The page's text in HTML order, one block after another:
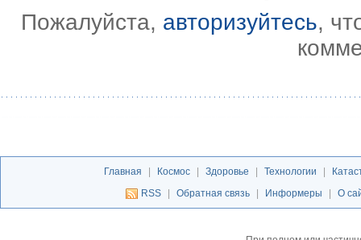
Пожалуйста, авторизуйтесь,
Главная | Космос | Здоровье | Технологии |
RSS
| Обратная связь | Информеры | О